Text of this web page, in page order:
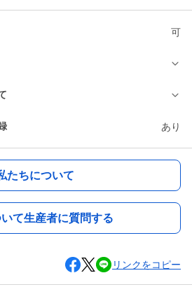
可
あり
たちについて
て生産者に質問する
リンクをコピー